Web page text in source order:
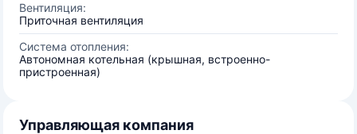
Вентиляция:
Приточная вентиляция
Система отопления:
Автономная котельная (крышная, встроенно-
пристроенная)
Управляющая компания